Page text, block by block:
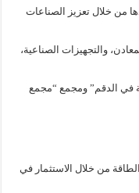
من خلال تعزيز الصناعات
والتجهيزات الصناعية،
في الدقم” ومجمع “مجمع
من خلال الاستثمار في